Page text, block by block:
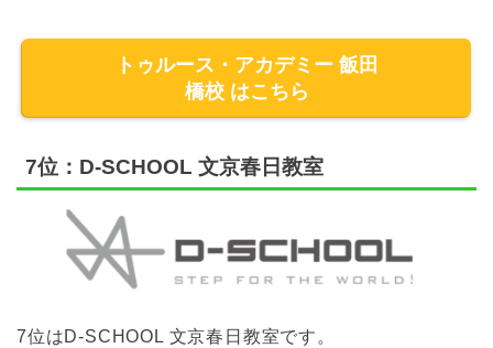
トゥルース・アカデミー 飯田
橋校 はこちら
7位：D-SCHOOL 文京春日教室
7位はD-SCHOOL 文京春日教室です。